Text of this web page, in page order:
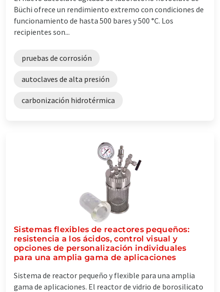
Büchi ofrece un rendimiento extremo con condiciones de
funcionamiento de hasta 500 bares y 500 °C. Los
recipientes son...
pruebas de corrosión
autoclaves de alta presión
carbonización hidrotérmica
Sistemas flexibles de reactores pequeños:
resistencia a los ácidos, control visual y
opciones de personalización individuales
para una amplia gama de aplicaciones
Sistema de reactor pequeño y flexible para una amplia
gama de aplicaciones. El reactor de vidrio de borosilicato